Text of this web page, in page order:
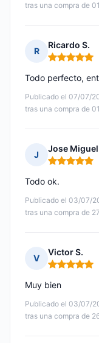
tras una compra de
R
Ricardo S.
Nota: 5 de 5
Publicado el 07/07/
tras una compra de
Todo perfecto,
J
Jose Miguel
Nota: 5 de 5
Publicado el 03/07/
tras una compra de
Todo ok.
V
Victor S.
Nota: 5 de 5
Publicado el 03/07/
tras una compra de
Muy bien